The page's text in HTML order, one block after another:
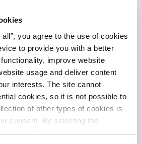
you agree to the use of cookies
to provide you with a better
improve website
usage and deliver content
interests. The site cannot
cookies, so it is not possible to
of other types of cookies is
consent. By selecting the
menu will appear where you can
dove potrete lasciare i vostri
il giorno e godervi la
rientrati nel vostro alloggio.
nel Parco adrenalina,
e poi ancora Umago o la
principale per cui siete